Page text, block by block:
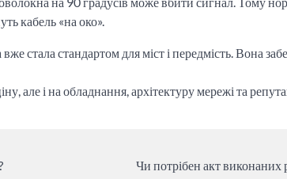
кабель «на око».
стала стандартом для міст і передмість. Вона
але і на обладнання, архітектуру мережі та
Чи потрібен акт